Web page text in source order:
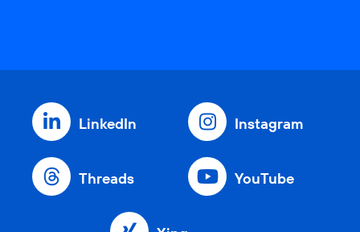
LinkedIn Instagram
Threads YouTube